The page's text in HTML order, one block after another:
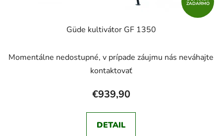
ZADARMO
Güde kultivátor GF 1350
Momentálne nedostupné, v prípade záujmu nás neváhajte
kontaktovať
€939,90
DETAIL